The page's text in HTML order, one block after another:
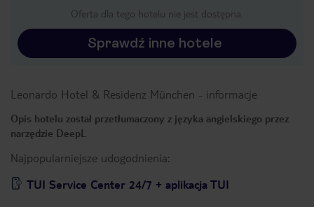
Oferta dla tego hotelu nie jest dostępna.
Sprawdź inne hotele
Leonardo Hotel & Residenz München - informacje
Opis hotelu został przetłumaczony z języka angielskiego przez
narzędzie DeepL
Najpopularniejsze udogodnienia:
TUI Service Center 24/7 + aplikacja TUI